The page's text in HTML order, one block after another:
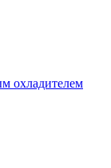
охладителем